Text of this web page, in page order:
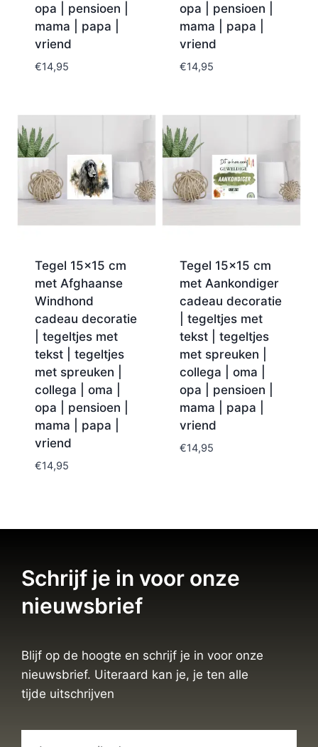
opa | pensioen |
mama | papa |
vriend
€14,95
opa | pensioen |
mama | papa |
vriend
€14,95
Tegel 15×15 cm
met Afghaanse
Windhond
cadeau decoratie
| tegeltjes met
tekst | tegeltjes
met spreuken |
collega | oma |
opa | pensioen |
mama | papa |
vriend
€14,95
Tegel 15×15 cm
met Aankondiger
cadeau decoratie
| tegeltjes met
tekst | tegeltjes
met spreuken |
collega | oma |
opa | pensioen |
mama | papa |
vriend
€14,95
Schrijf je in voor onze
nieuwsbrief
Blijf op de hoogte en schrijf je in voor onze
nieuwsbrief. Uiteraard kan je, je ten alle
tijde uitschrijven